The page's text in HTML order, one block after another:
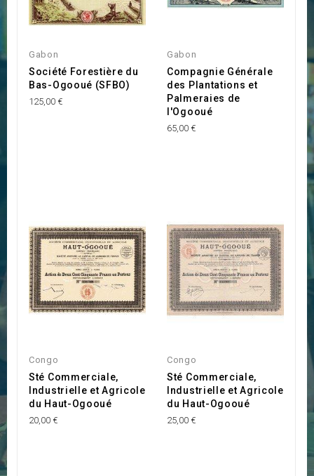
Gabon
Société Forestière du
Bas-Ogooué (SFBO)
125,00 €
Gabon
Compagnie Générale
des Plantations et
Palmeraies de
l'Ogooué
65,00 €
Congo
Sté Commerciale,
Industrielle et Agricole
du Haut-Ogooué
20,00 €
Congo
Sté Commerciale,
Industrielle et Agricole
du Haut-Ogooué
25,00 €